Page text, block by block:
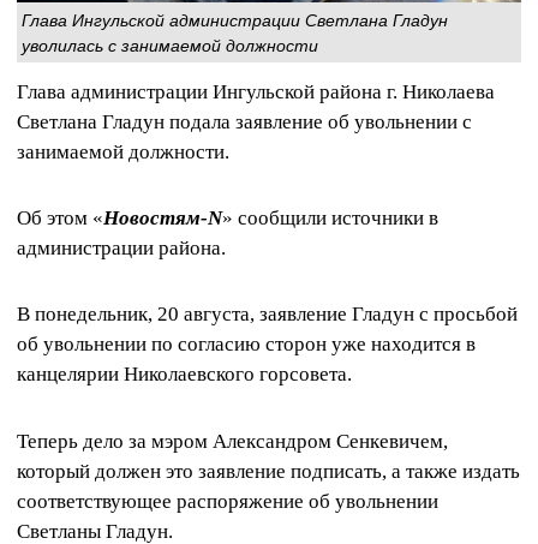
Глава Ингульской администрации Светлана Гладун
уволилась с занимаемой должности
Глава администрации Ингульской района г. Николаева
Светлана Гладун подала заявление об увольнении с
занимаемой должности.
Об этом «Новостям-N» сообщили источники в
администрации района.
В понедельник, 20 августа, заявление Гладун с просьбой
об увольнении по согласию сторон уже находится в
канцелярии Николаевского горсовета.
Теперь дело за мэром Александром Сенкевичем,
который должен это заявление подписать, а также издать
соответствующее распоряжение об увольнении
Светланы Гладун.